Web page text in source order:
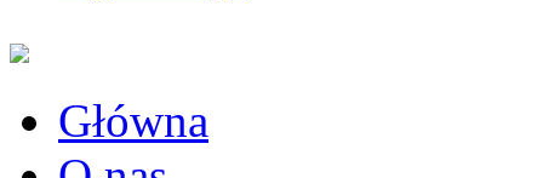
Główna